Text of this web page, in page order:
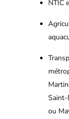
NTIC
Saint-
ou